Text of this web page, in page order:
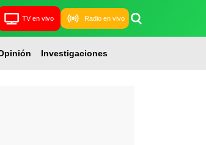
TV en vivo Radio en vivo
Investigaciones